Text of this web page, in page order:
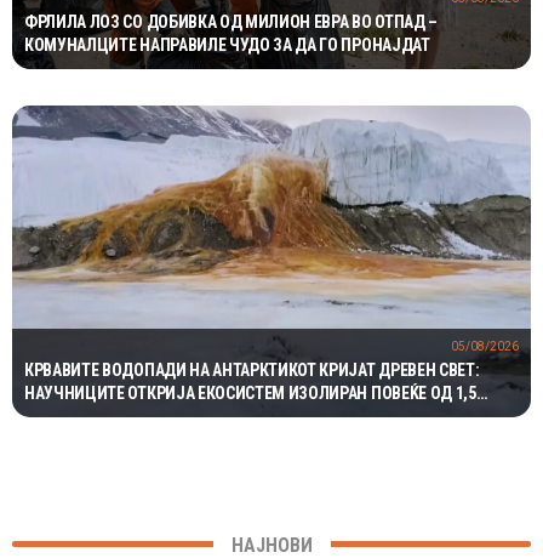
ФРЛИЛА ЛОЗ СО ДОБИВКА ОД МИЛИОН ЕВРА ВО ОТПАД –
КОМУНАЛЦИТЕ НАПРАВИЛЕ ЧУДО ЗА ДА ГО ПРОНАЈДАТ
КРВАВИТЕ ВОДОПАДИ НА АНТАРКТИКОТ КРИЈАТ ДРЕВЕН СВЕТ:
НАУЧНИЦИТЕ ОТКРИЈА ЕКОСИСТЕМ ИЗОЛИРАН ПОВЕЌЕ ОД 1,5
МИЛИОНИ ГОДИНИ
05/08/2026
НАЈНОВИ